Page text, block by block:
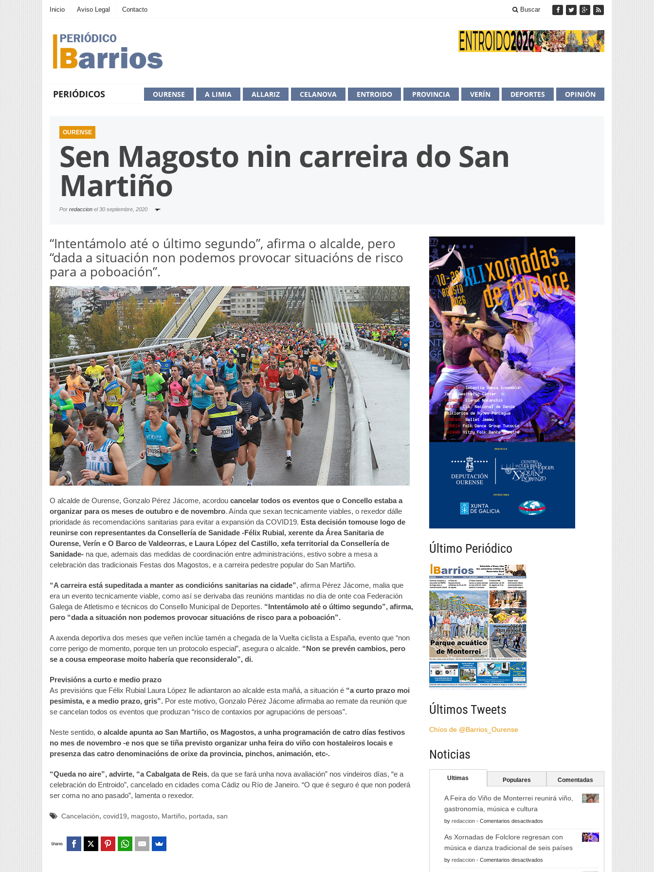
Inicio Aviso Legal Contacto Buscar
PERIÓDICOS OPINIÓN
DEPORTES
VERÍN
PROVINCIA
ENTROIDO
CELANOVA
ALLARIZ
A LIMIA
OURENSE
OURENSE
Sen Magosto nin carreira do San
Martiño
Por redaccion el30 septiembre, 2020
“Intentámolo até o último segundo”, afirma o alcalde, pero
“dada a situación non podemos provocar situacións de risco
para a poboación”.
O alcalde de Ourense, Gonzalo Pérez Jácome, acordou cancelar todos os eventos que o Concello estaba a
organizar para os meses de outubro e de novembro. Aínda que sexan tecnicamente viables, o rexedor dálle
prioridade ás recomendacións sanitarias para evitar a expansión da COVID19. Esta decisión tomouse logo de
reunirse con representantes da Consellería de Sanidade -Félix Rubial, xerente da Área Sanitaria de
Ourense, Verín e O Barco de Valdeorras, e Laura López del Castillo, xefa territorial da Consellería de
Sanidade- na que, ademais das medidas de coordinación entre administracións, estivo sobre a mesa a
celebración das tradicionais Festas dos Magostos, e a carreira pedestre popular do San Martiño.
“A carreira está supeditada a manter as condicións sanitarias na cidade”, afirma Pérez Jácome, malia que
era un evento tecnicamente viable, como así se derivaba das reunións mantidas no día de onte coa Federación
Galega de Atletismo e técnicos do Consello Municipal de Deportes. “Intentámolo até o último segundo”, afirma,
pero “dada a situación non podemos provocar situacións de risco para a poboación”.
A axenda deportiva dos meses que veñen inclúe tamén a chegada de la Vuelta ciclista a España, evento que “non
corre perigo de momento, porque ten un protocolo especial”, asegura o alcalde. “Non se prevén cambios, pero
se a cousa empeorase moito habería que reconsideralo”, di.
Previsións a curto e medio prazo
As previsións que Félix Rubial Laura López lle adiantaron ao alcalde esta mañá, a situación é “a curto prazo moi
pesimista, e a medio prazo, gris”. Por este motivo, Gonzalo Pérez Jácome afirmaba ao remate da reunión que
se cancelan todos os eventos que produzan “risco de contaxios por agrupacións de persoas”.
Neste sentido, o alcalde apunta ao San Martiño, os Magostos, a unha programación de catro días festivos
no mes de novembro -e nos que se tiña previsto organizar unha feira do viño con hostaleiros locais e
presenza das catro denominacións de orixe da provincia, pinchos, animación, etc-.
“Queda no aire”, advirte, “a Cabalgata de Reis, da que se fará unha nova avaliación” nos vindeiros días, “e a
celebración do Entroido”, cancelado en cidades coma Cádiz ou Río de Janeiro. “O que é seguro é que non poderá
ser coma no ano pasado”, lamenta o rexedor.
Cancelación, covid19, magosto, Martiño, portada, san
Shares
Último Periódico
Últimos Tweets
Chíos de @Barrios_Ourense
Noticias
Ultimas Populares Comentadas
A Feira do Viño de Monterrei reunirá viño,
gastronomía, música e cultura
by redaccion - Comentarios desactivados
A
As Xornadas de Folclore regresan con
música e danza tradicional de seis países
by redaccion - Comentarios desactivados
As